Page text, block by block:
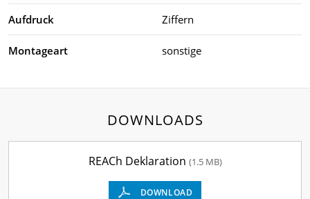
Aufdruck Ziffern
Montageart sonstige
DOWNLOADS
REACh Deklaration (1.5 MB)
DOWNLOAD